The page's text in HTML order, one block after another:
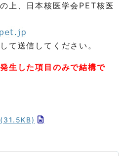
上、日本核医学会PET核医
て送信してください。
生した項目のみで結構で